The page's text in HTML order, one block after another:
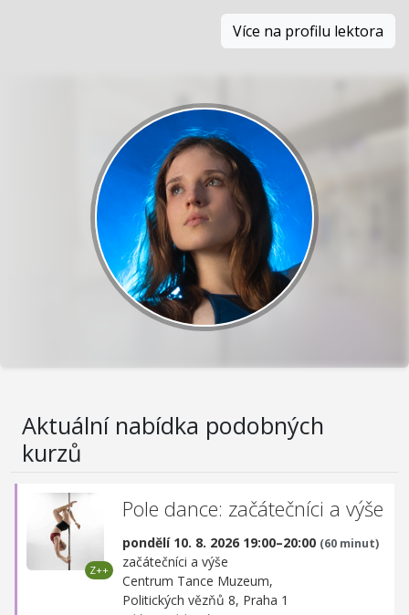
Více na profilu lektora
Aktuální nabídka podobných
kurzů
Pole dance: začátečníci a výše
pondělí 10. 8. 2026 19:00–20:00 (60 minut)
začátečníci a výše
Centrum Tance Muzeum,
Politických vězňů 8, Praha 1